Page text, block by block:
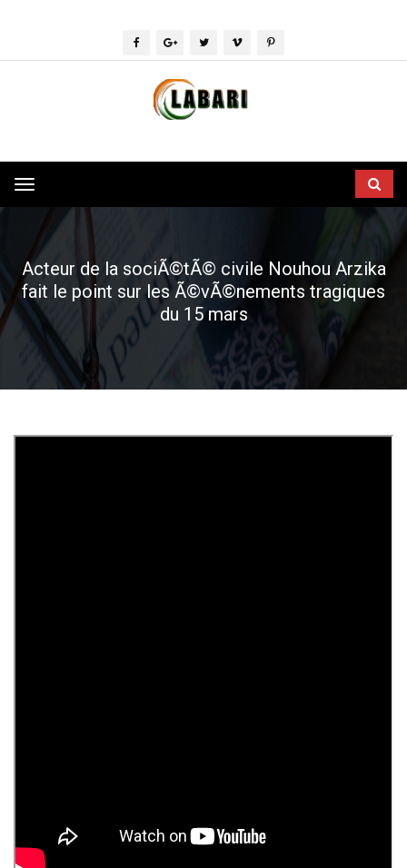
Toggle
navigation
Acteur de la sociÃ©tÃ© civile Nouhou Arzika
fait le point sur les Ã©vÃ©nements tragiques
du 15 mars